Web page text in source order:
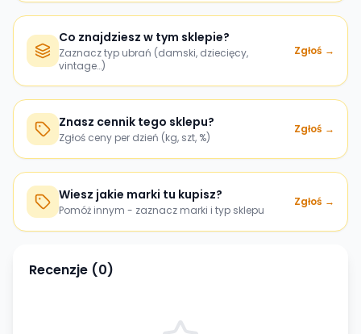
Co znajdziesz w tym sklepie?
Zaznacz typ ubrań (damski, dziecięcy,
vintage…)
Zgłoś →
Znasz cennik tego sklepu?
Zgłoś ceny per dzień (kg, szt, %)
Zgłoś →
Wiesz jakie marki tu kupisz?
Pomóż innym - zaznacz marki i typ sklepu
Zgłoś →
Recenzje (0)